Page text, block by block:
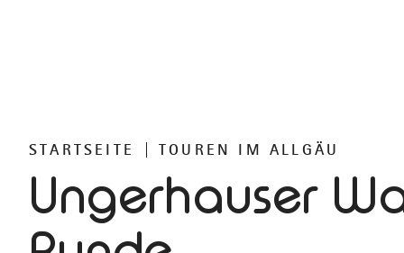
STARTSEITE TOUREN IM ALLGÄU
Ungerhauser